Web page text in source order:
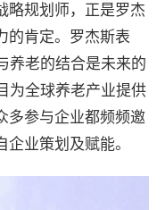
略规划师，正是罗杰
的肯定。罗杰斯表
养老的结合是未来的
为全球养老产业提供
多参与企业都频频邀
业策划及赋能。